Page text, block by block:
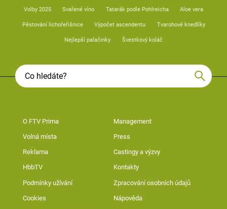
Volby 2025 Svařené víno Tatarák podle Pohlreicha Aloe vera
Pěstování lichořeřišnice Výpočet ascendentu Tvarohové knedlíky
Nejlepší palačinky Švestkový koláč
O FTV Prima Management
Volná místa Press
Reklama Castingy a výzvy
HbbTV Kontakty
Podmínky užívání Zpracování osobních údajů
Cookies Nápověda